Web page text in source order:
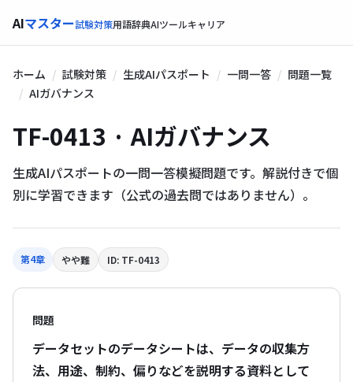
AIマスター試験対策用語辞典AIツールキャリア
ホーム 試験対策 生成AIパスポート 一問一答
問題一覧
AIガバナンス
TF-0413 · AIガバナンス
生成AIパスポートの一問一答模擬問題です。解説付きで個
別に学習できます（公式の過去問ではありません）。
第4章 やや難 ID: TF-0413
問題
データセットのデータシートは、データの収集方
法、用途、制約、偏りなどを説明する資料として